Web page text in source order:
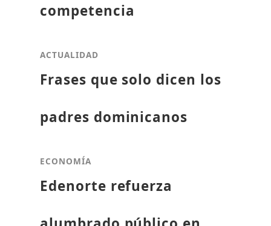
competencia
ACTUALIDAD
Frases que solo dicen los
padres dominicanos
ECONOMÍA
Edenorte refuerza